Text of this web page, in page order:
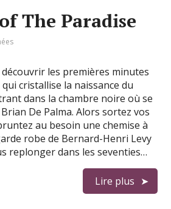
The Paradise
les premières minutes
cristallise la naissance du
dans la chambre noire où se
De Palma. Alors sortez vos
au besoin une chemise à
robe de Bernard-Henri Levy
replonger dans les seventies…
Lire plus